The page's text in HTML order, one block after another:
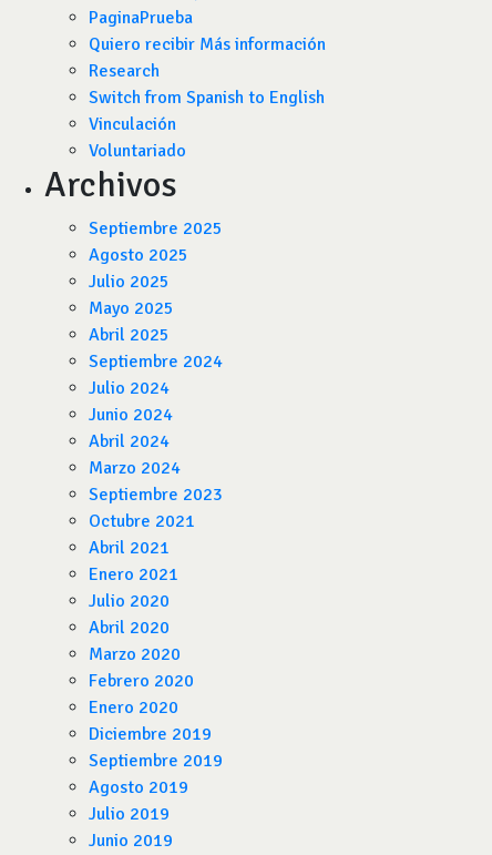
PaginaPrueba
Quiero recibir Más información
Research
Switch from Spanish to English
Vinculación
Voluntariado
Archivos
Septiembre 2025
Agosto 2025
Julio 2025
Mayo 2025
Abril 2025
Septiembre 2024
Julio 2024
Junio 2024
Abril 2024
Marzo 2024
Septiembre 2023
Octubre 2021
Abril 2021
Enero 2021
Julio 2020
Abril 2020
Marzo 2020
Febrero 2020
Enero 2020
Diciembre 2019
Septiembre 2019
Agosto 2019
Julio 2019
Junio 2019